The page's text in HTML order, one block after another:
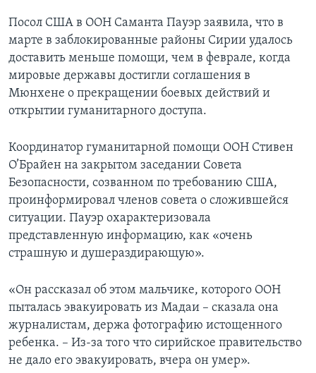
Посол США в ООН Саманта Пауэр заявила, что в
марте в заблокированные районы Сирии удалось
доставить меньше помощи, чем в феврале, когда
мировые державы достигли соглашения в
Мюнхене о прекращении боевых действий и
открытии гуманитарного доступа.
Координатор гуманитарной помощи ООН Стивен
О’Брайен на закрытом заседании Совета
Безопасности, созванном по требованию США,
проинформировал членов совета о сложившейся
ситуации. Пауэр охарактеризовала
представленную информацию, как «очень
страшную и душераздирающую».
«Он рассказал об этом мальчике, которого ООН
пыталась эвакуировать из Мадаи – сказала она
журналистам, держа фотографию истощенного
ребенка. – Из-за того что сирийское правительство
не дало его эвакуировать, вчера он умер».